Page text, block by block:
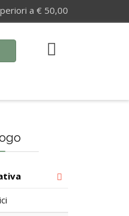
a € 50,00